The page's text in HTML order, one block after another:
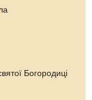
Богородиці